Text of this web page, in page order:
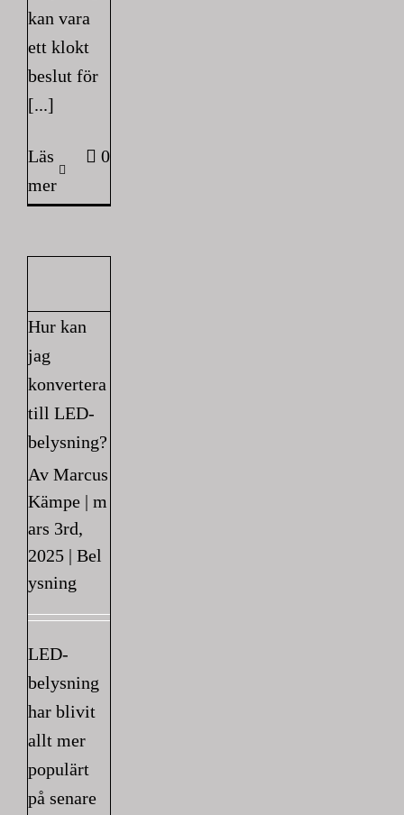
kan vara
ett klokt
beslut för
[...]
Läs
mer
0
Hur kan
jag
konvertera
till LED-
belysning?
Av Marcus
Kämpe | m
ars 3rd,
2025 | Bel
ysning
LED-
belysning
har blivit
allt mer
populärt
på senare